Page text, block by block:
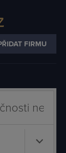
FIRMU